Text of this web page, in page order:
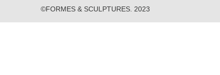
©FORMES & SCULPTURES. 2023